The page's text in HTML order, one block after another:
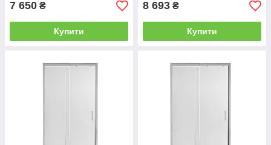
7 650 ₴
Купити
8 693 ₴
Купити